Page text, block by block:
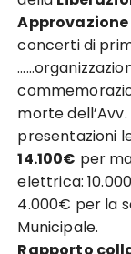
concerti di
morte dell’Avv.
presentazioni
14.100€ per
elettrica:
4.000€ per la
Municipale.